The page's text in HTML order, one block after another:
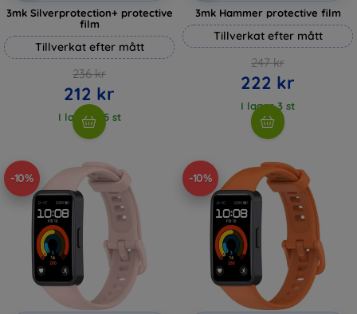
3mk Silverprotection+ protective
film
Tillverkat efter mått
236 kr
212 kr
I lager > 5 st
3mk Hammer protective film
Tillverkat efter mått
247 kr
222 kr
I lager 3 st
-10% -10%